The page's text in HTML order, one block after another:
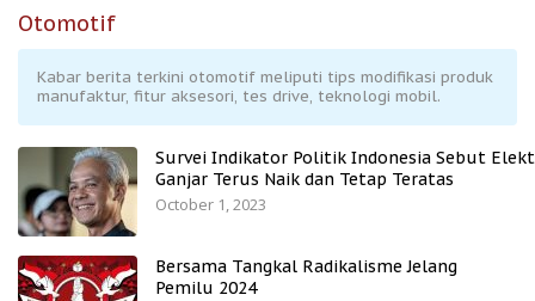
Otomotif
Kabar berita terkini otomotif meliputi tips modifikasi produk
manufaktur, fitur aksesori, tes drive, teknologi mobil.
Survei Indikator Politik Indonesia Sebut
Ganjar Terus Naik dan Tetap Teratas
October 1, 2023
Bersama Tangkal Radikalisme Jelang
Pemilu 2024